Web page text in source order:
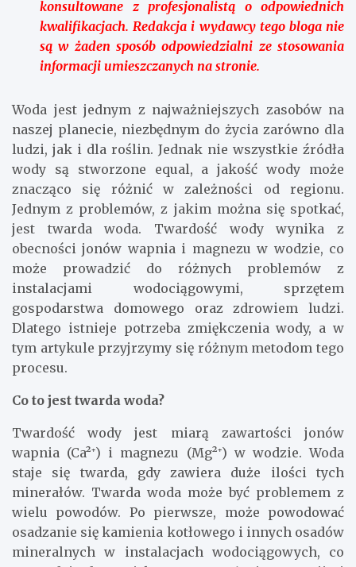
konsultowane z profesjonalistą o odpowiednich
kwalifikacjach. Redakcja i wydawcy tego bloga nie
są w żaden sposób odpowiedzialni ze stosowania
informacji umieszczanych na stronie.
Woda jest jednym z najważniejszych zasobów na
naszej planecie, niezbędnym do życia zarówno dla
ludzi, jak i dla roślin. Jednak nie wszystkie źródła
wody są stworzone equal, a jakość wody może
znacząco się różnić w zależności od regionu.
Jednym z problemów, z jakim można się spotkać,
jest twarda woda. Twardość wody wynika z
obecności jonów wapnia i magnezu w wodzie, co
może prowadzić do różnych problemów z
instalacjami wodociągowymi, sprzętem
gospodarstwa domowego oraz zdrowiem ludzi.
Dlatego istnieje potrzeba zmiękczenia wody, a w
tym artykule przyjrzymy się różnym metodom tego
procesu.
Co to jest twarda woda?
Twardość wody jest miarą zawartości jonów
wapnia (Ca²⁺) i magnezu (Mg²⁺) w wodzie. Woda
staje się twarda, gdy zawiera duże ilości tych
minerałów. Twarda woda może być problemem z
wielu powodów. Po pierwsze, może powodować
osadzanie się kamienia kotłowego i innych osadów
mineralnych w instalacjach wodociągowych, co